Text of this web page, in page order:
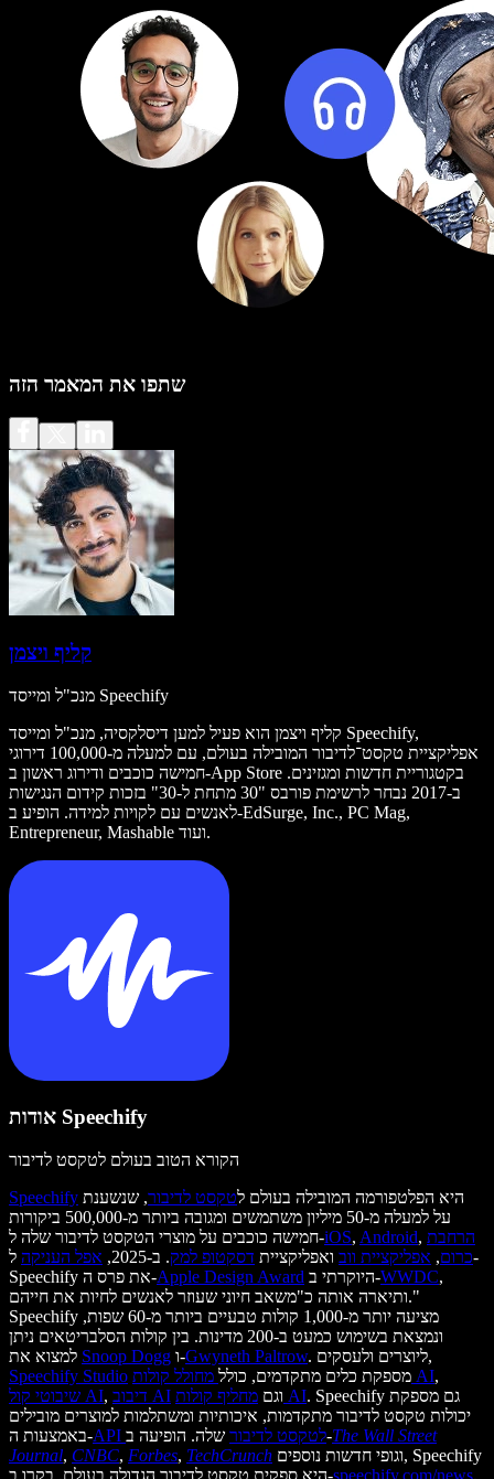
שתפו את המאמר הזה
קליף ויצמן
מנכ"ל ומייסד Speechify
קליף ויצמן הוא פעיל למען דיסלקסיה, מנכ"ל ומייסד Speechify,
אפליקציית טקסט־לדיבור המובילה בעולם, עם למעלה מ-100,000 דירוגי
חמישה כוכבים ודירוג ראשון ב-App Store בקטגוריית חדשות ומגזינים.
ב-2017 נבחר לרשימת פורבס "30 מתחת ל-30" בזכות קידום הנגישות
לאנשים עם לקויות למידה. הופיע ב-EdSurge, Inc., PC Mag,
Entrepreneur, Mashable ועוד.
אודות Speechify
הקורא הטוב בעולם לטקסט לדיבור
Speechify
היא הפלטפורמה המובילה בעולם לטקסט לדיבור, שנשענת
על למעלה מ-50 מיליון משתמשים ומגובה ביותר מ-500,000 ביקורות
חמישה כוכבים על מוצרי הטקסט לדיבור שלה ל-iOS, Android, הרחבת
כרום, אפליקציית ווב ואפליקציית דסקטופ למק. ב-2025, אפל העניקה ל-
Speechify את פרס ה-Apple Design Award היוקרתי ב-WWDC,
ותיארה אותה כ"משאב חיוני שעוזר לאנשים לחיות את חייהם."
Speechify מציעה יותר מ-1,000 קולות טבעיים ביותר מ-60 שפות,
ונמצאת בשימוש כמעט ב-200 מדינות. בין קולות הסלבריטאים ניתן
Snoop Dogg ו-Gwyneth Paltrow
. ליוצרים ולעסקים,
Speechify Studio
מספקת כלים מתקדמים, כולל מחולל קולות AI,
שיבוטי קול AI, דיבוב AI וגם מחליף קולות AI. Speechify גם מספקת
יכולות טקסט לדיבור מתקדמות, איכותיות ומשתלמות למוצרים מובילים
באמצעות ה-
API לטקסט לדיבורשלה. הופיעה ב-The Wall Street
Journal, CNBC, Forbes, TechCrunch